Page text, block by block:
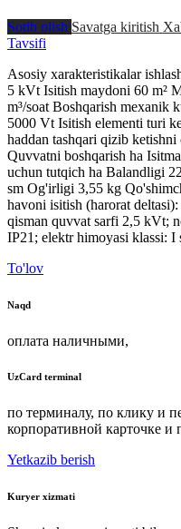
Sotib olish Savatga kiritish
Tavsifi
Asosiy xarakteristikalar
5 kVt Isitish maydoni 60 m²
m³/soat Boshqarish mexanik
5000 Vt Isitish elementi turi
haddan tashqari qizib
Quvvatni boshqarish ha
uchun tutqich ha Balandligi
sm Og'irligi 3,55 kg
havoni isitish (harorat
qisman quvvat sarfi 2,5 kVt;
IP21; elektr himoyasi klassi:
To'lov
Naqd
оплата наличными,
UzCard terminal
по терминалу, по клику и
корпоративной карточке и
Yetkazib berish
Kuryer xizmati